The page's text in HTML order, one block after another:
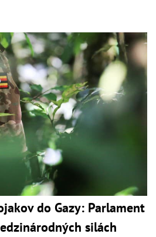
do Gazy: Parlament
silách